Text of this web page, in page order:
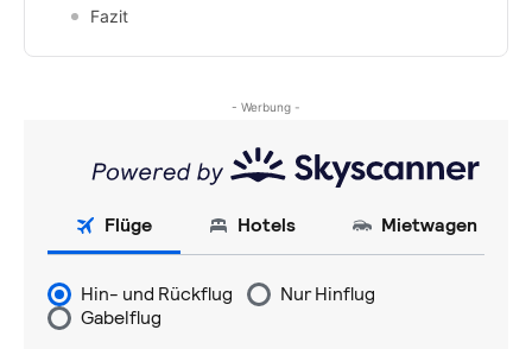
Fazit
- Werbung -